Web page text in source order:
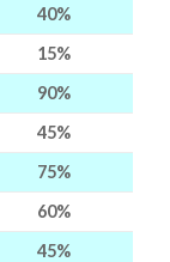
40%
15%
90%
45%
75%
60%
45%